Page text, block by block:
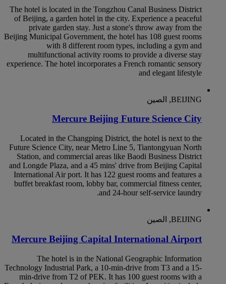
The hotel is located in the Tongzhou Canal Business District
of Beijing, a garden hotel in the city. Experience a peaceful
private garden stay. Just a stone's throw away from the
Beijing Municipal Government, the hotel has 108 guest rooms
with 8 different room types, including a gym and
multifunctional activity rooms to provide a diverse stay
experience. The hotel incorporates a French romantic sensory
and elegant lifestyle
BEIJING, الصين
Mercure Beijing Future Science City
Located in the Changping District, the hotel is next to the
Future Science City, near Metro Line 5, Tiantongyuan North
Station, and commercial areas like Baodi Business District
and Longde Plaza, and a 45 mins' drive from Beijing Capital
International Air port. It has 122 guest rooms and features a
buffet breakfast room, lobby bar, commercial fitness center,
and 24-hour self-service laundry.
BEIJING, الصين
Mercure Beijing Capital International Airport
The hotel is in the National Geographic Information
Technology Industrial Park, a 10-min-drive from T3 and a 15-
min-drive from T2 of PEK. It has 100 guest rooms with a